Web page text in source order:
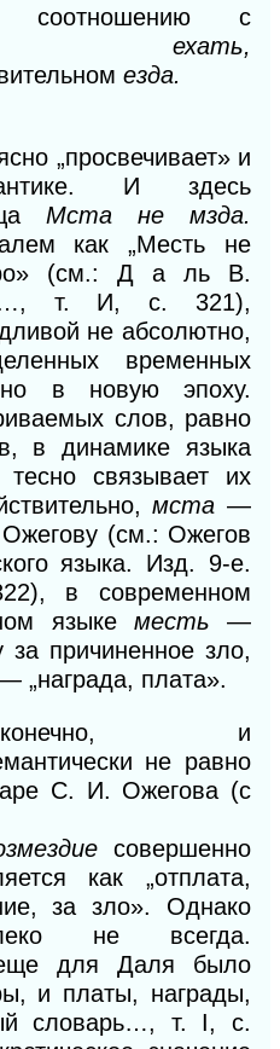
соотношению с
ехать,
езда.
„просвечивает» и
И здесь
Мста не мзда.
как „Месть не
(см.: Д а ль В.
т. И, с. 321),
не абсолютно,
временных
в новую эпоху.
слов, равно
в динамике языка
тесно связывает их
мста —
(см.: Ожегов
языка. Изд. 9-е.
в современном
языке месть —
за причиненное зло,
— „награда, плата».
и
не равно
С. И. Ожегова (с
совершенно
как „отплата,
за зло». Однако
не всегда.
для Даля было
и платы, награды,
словарь…, т. I,с.